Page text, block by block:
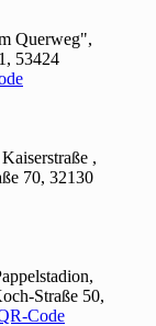
Querweg",
53424
,
70, 32130
Straße 50,
Code